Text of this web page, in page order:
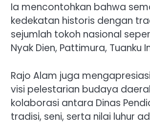
Ia mencontohkan bahwa
kedekatan historis dengan
sejumlah tokoh nasional
Nyak Dien, Pattimura, Tuanku
Rajo Alam juga
visi pelestarian budaya
kolaborasi antara Dinas
tradisi, seni, serta nilai luhur